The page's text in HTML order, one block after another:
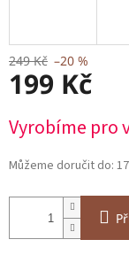
249 Kč –20 %
199 Kč
cena:
Vyrobíme pro
Můžeme doručit do: